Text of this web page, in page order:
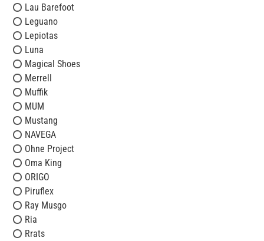
Lau Barefoot
Leguano
Lepiotas
Luna
Magical Shoes
Merrell
Muffik
MUM
Mustang
NAVEGA
Ohne Project
Oma King
ORIGO
Piruflex
Ray Musgo
Ria
Rrats